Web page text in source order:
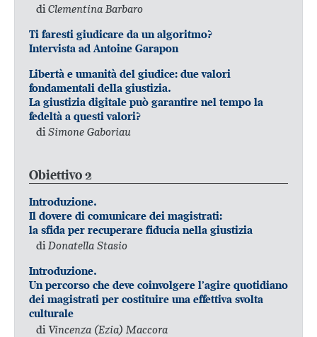
di Clementina Barbaro
Ti faresti giudicare da un algoritmo?
Intervista ad Antoine Garapon
Libertà e umanità del giudice: due valori
fondamentali della giustizia.
La giustizia digitale può garantire nel tempo la
fedeltà a questi valori?
diSimone Gaboriau
Obiettivo 2
Introduzione.
Il dovere di comunicare dei magistrati:
la sfida per recuperare fiducia nella giustizia
diDonatella Stasio
Introduzione.
Un percorso che deve coinvolgere l’agire quotidiano
dei magistrati per costituire una effettiva svolta
culturale
di Vincenza (Ezia) Maccora